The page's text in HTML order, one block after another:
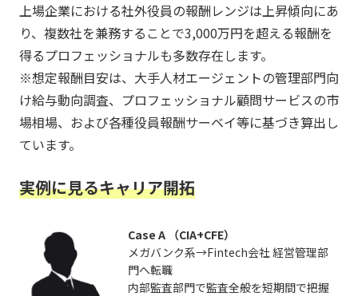
上場企業における社外役員の報酬レンジは上昇傾向にあ
り、複数社を兼務することで3,000万円を超える報酬を
得るプロフェッショナルも多数存在します。
※想定報酬目安は、大手人材エージェントの管理部門向
け給与動向調査、プロフェッショナル顧問サービスの市
場相場、および各種役員報酬サーベイ等に基づき算出し
ています。
実例に見るキャリア開拓
Case A （CIA+CFE）
メガバンク系→Fintech会社 経営管理部
門へ転職
内部監査部門で監査全般を短期間で把握